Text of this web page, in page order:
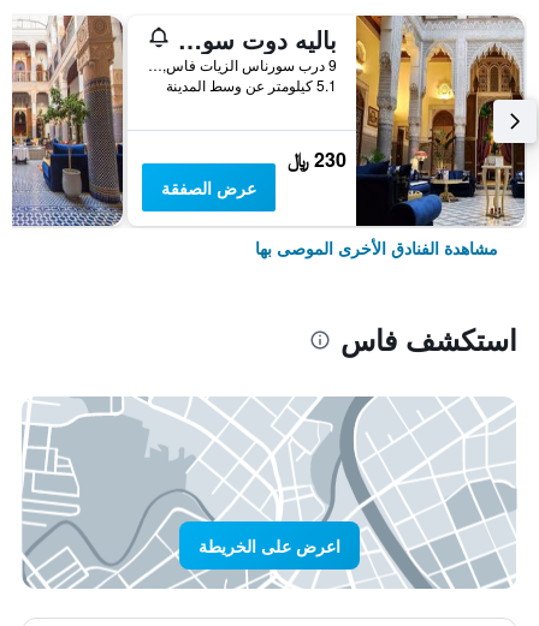
باليه دوت سويتس إيه سبا فاس
9 درب سورناس الزيات فاس, فاس, المغرب
5.1 كيلومتر عن وسط المدينة
230 ﷼
عرض الصفقة
مشاهدة الفنادق الأخرى الموصى بها
استكشف فاس
اعرض على الخريطة